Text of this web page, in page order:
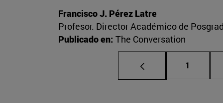
Francisco J. Pérez Latre
Profesor. Director Académico de
Publicado en: The Conversation
Página
1